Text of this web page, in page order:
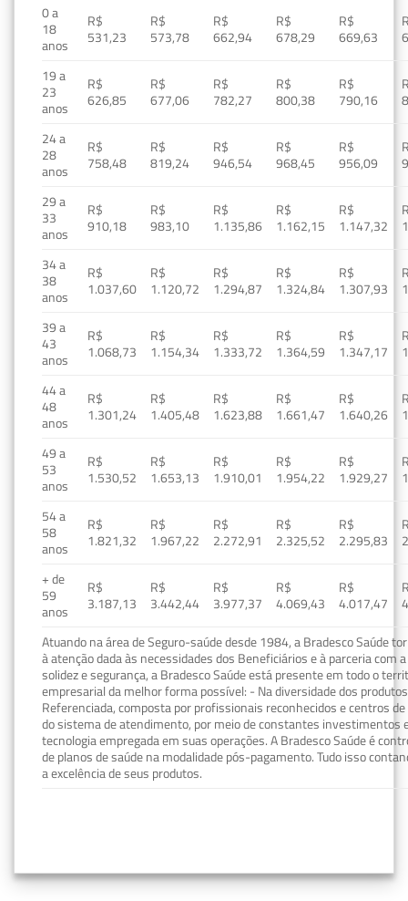
0 a
18
anos
R$
531,23
R$
573,78
R$
662,94
R$
678,29
R$
669,63
19 a
23
anos
R$
626,85
R$
677,06
R$
782,27
R$
800,38
R$
790,16
24 a
28
anos
R$
758,48
R$
819,24
R$
946,54
R$
968,45
R$
956,09
29 a
33
anos
R$
910,18
R$
983,10
R$
1.135,86
R$
1.162,15
R$
1.147,32
34 a
38
anos
R$
1.037,60
R$
1.120,72
R$
1.294,87
R$
1.324,84
R$
1.307,93
39 a
43
anos
R$
1.068,73
R$
1.154,34
R$
1.333,72
R$
1.364,59
R$
1.347,17
44 a
48
anos
R$
1.301,24
R$
1.405,48
R$
1.623,88
R$
1.661,47
R$
1.640,26
49 a
53
anos
R$
1.530,52
R$
1.653,13
R$
1.910,01
R$
1.954,22
R$
1.929,27
54 a
58
anos
R$
1.821,32
R$
1.967,22
R$
2.272,91
R$
2.325,52
R$
2.295,83
+ de
59
anos
R$
3.187,13
R$
3.442,44
R$
3.977,37
R$
4.069,43
R$
4.017,47
Atuando na área de Seguro-saúde desde 1984, a Bradesco Saúde
à atenção dada às necessidades dos Beneficiários e à parceria com
solidez e segurança, a Bradesco Saúde está presente em todo o
empresarial da melhor forma possível: - Na diversidade dos
Referenciada, composta por profissionais reconhecidos e centros
do sistema de atendimento, por meio de constantes investimentos
tecnologia empregada em suas operações. A Bradesco Saúde é
de planos de saúde na modalidade pós-pagamento. Tudo isso
a excelência de seus produtos.